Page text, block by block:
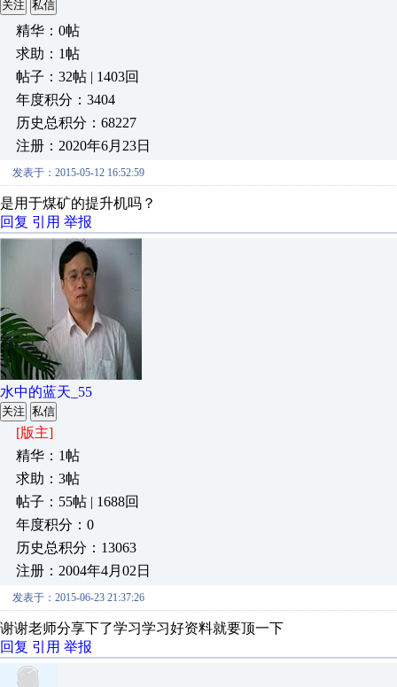
关注 私信
精华：0帖
求助：1帖
帖子：32帖 | 1403回
年度积分：3404
历史总积分：68227
注册：2020年6月23日
发表于：2015-05-12 16:52:59
是用于煤矿的提升机吗？
回复 引用 举报
水中的蓝天_55
关注 私信
[版主]
精华：1帖
求助：3帖
帖子：55帖 | 1688回
年度积分：0
历史总积分：13063
注册：2004年4月02日
发表于：2015-06-23 21:37:26
谢谢老师分享下了学习学习好资料就要顶一下
回复 引用 举报